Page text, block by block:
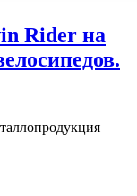
Rider на